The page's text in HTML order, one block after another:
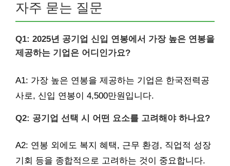
자주 묻는 질문
Q1: 2025년 공기업 신입 연봉에서 가장 높은 연봉을
제공하는 기업은 어디인가요?
A1: 가장 높은 연봉을 제공하는 기업은 한국전력공
사로, 신입 연봉이 4,500만원입니다.
Q2: 공기업 선택 시 어떤 요소를 고려해야 하나요?
A2: 연봉 외에도 복지 혜택, 근무 환경, 직업적 성장
기회 등을 종합적으로 고려하는 것이 중요합니다.